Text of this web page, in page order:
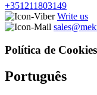
+351211803149
Write us
Política de
Português